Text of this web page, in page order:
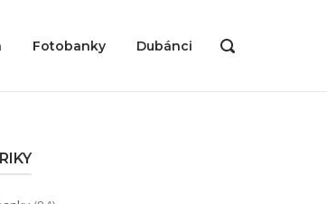
Fotobanky Dubánci
OPEN